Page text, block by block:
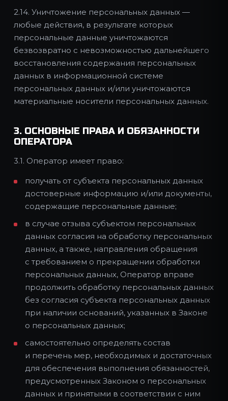
2.14. Уничтожение персональных данных —
любые действия, в результате которых
персональные данные уничтожаются
безвозвратно с невозможностью дальнейшего
восстановления содержания персональных
данных в информационной системе
персональных данных и/или уничтожаются
материальные носители персональных данных.
3. ОСНОВНЫЕ ПРАВА И ОБЯЗАННОСТИ
ОПЕРАТОРА
3.1. Оператор имеет право:
получать от субъекта персональных данных
достоверные информацию и/или документы,
содержащие персональные данные;
в случае отзыва субъектом персональных
данных согласия на обработку персональных
данных, а также, направления обращения
с требованием о прекращении обработки
персональных данных, Оператор вправе
продолжить обработку персональных данных
без согласия субъекта персональных данных
при наличии оснований, указанных в Законе
о персональных данных;
самостоятельно определять состав
и перечень мер, необходимых и достаточных
для обеспечения выполнения обязанностей,
предусмотренных Законом о персональных
данных и принятыми в соответствии с ним